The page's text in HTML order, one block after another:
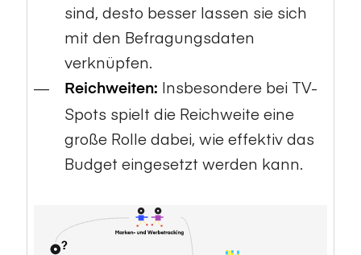
sind, desto besser lassen sie sich
mit den Befragungsdaten
verknüpfen.
Reichweiten: Insbesondere bei TV-
Spots spielt die Reichweite eine
große Rolle dabei, wie effektiv das
Budget eingesetzt werden kann.